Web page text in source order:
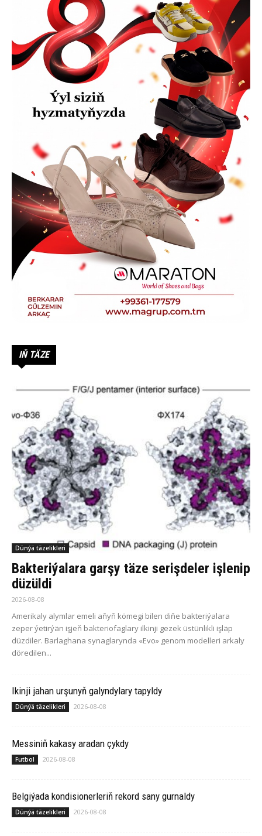
IŇ TÄZE
Dünýä täzelikleri
Bakteriýalara garşy täze serişdeler işlenip
düzüldi
2026-08-08
Amerikaly alymlar emeli aňyň kömegi bilen diňe bakteriýalara
zeper ýetirýän işjeň bakteriofaglary ilkinji gezek üstünlikli işläp
düzdiler. Barlaghana synaglarynda «Evo» genom modelleri arkaly
döredilen...
Ikinji jahan urşunyň galyndylary tapyldy
Dünýä täzelikleri 2026-08-08
Messiniň kakasy aradan çykdy
Futbol 2026-08-08
Belgiýada kondisionerleriň rekord sany gurnaldy
Dünýä täzelikleri 2026-08-08